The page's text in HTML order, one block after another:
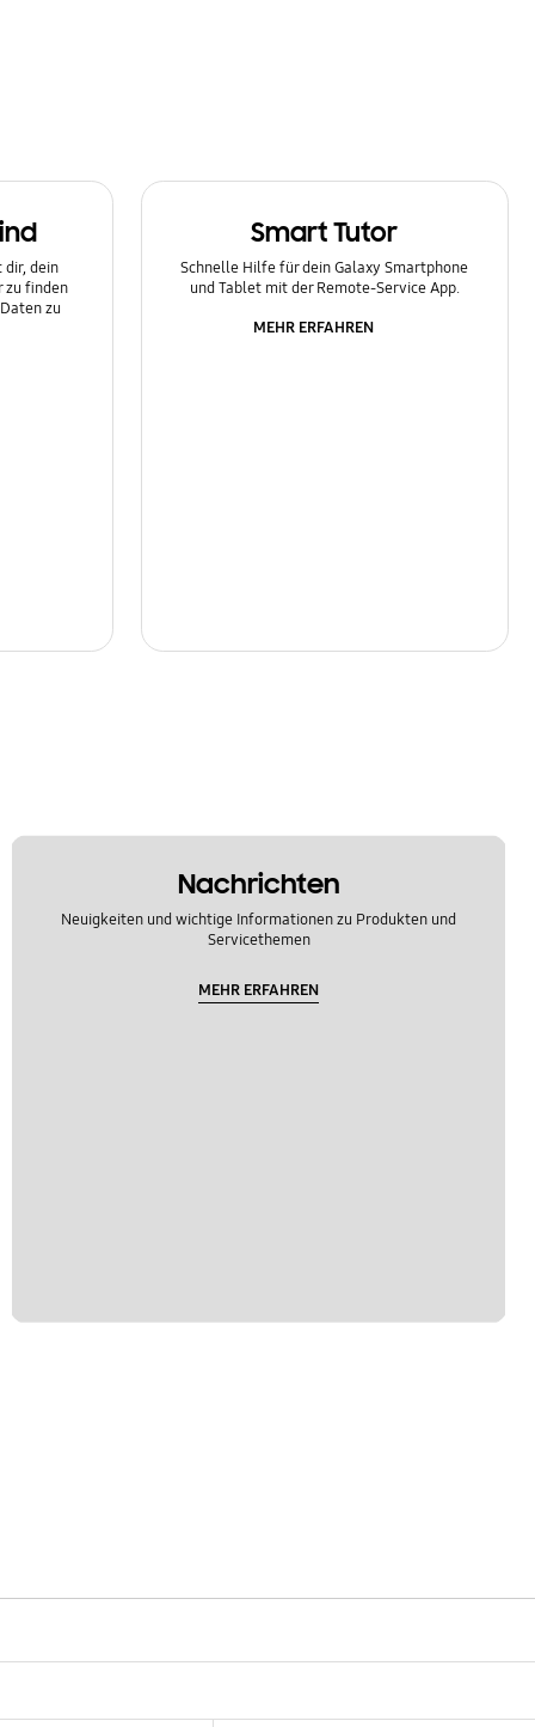
dir, dein
zu finden
zu
Smart Tutor
Schnelle Hilfe für dein Galaxy Smartphone
und Tablet mit der Remote-Service App.
MEHR ERFAHREN
Nachrichten
Neuigkeiten und wichtige Informationen zu Produkten und
Servicethemen
MEHR ERFAHREN